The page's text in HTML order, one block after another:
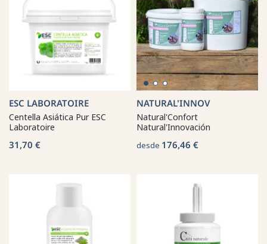
ESC LABORATOIRE
Centella Asiática Pur ESC
Laboratoire
31,70 €
NATURAL'INNOV
Natural'Confort
Natural'Innovación
desde 176,46 €